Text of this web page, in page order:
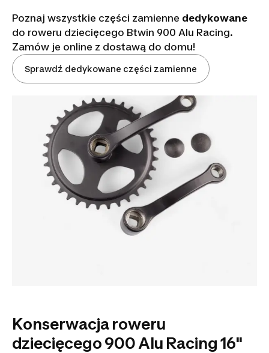
Poznaj wszystkie części zamienne dedykowane
do roweru dziecięcego Btwin 900 Alu Racing.
Zamów je online z dostawą do domu!
Sprawdź dedykowane części zamienne
Konserwacja roweru
dziecięcego 900 Alu Racing 16"